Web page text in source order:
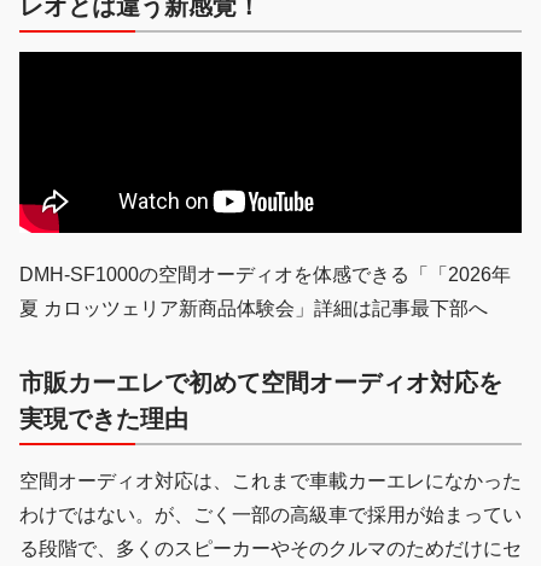
レオとは違う新感覚！
DMH-SF1000の空間オーディオを体感できる「「2026年
夏 カロッツェリア新商品体験会」詳細は記事最下部へ
市販カーエレで初めて空間オーディオ対応を
実現できた理由
空間オーディオ対応は、これまで車載カーエレになかった
わけではない。が、ごく一部の高級車で採用が始まってい
る段階で、多くのスピーカーやそのクルマのためだけにセ